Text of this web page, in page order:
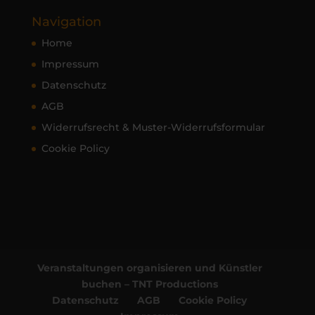
Navigation
Home
Impressum
Datenschutz
AGB
Widerrufsrecht & Muster-Widerrufsformular
Cookie Policy
Veranstaltungen organisieren und Künstler
buchen – TNT Productions
Datenschutz
AGB
Cookie Policy